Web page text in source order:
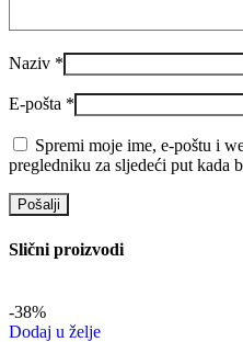
Naziv *
E-pošta *
Spremi moje ime, e-poštu i
pregledniku za sljedeći put kada
Slični proizvodi
-38%
Dodaj u želje